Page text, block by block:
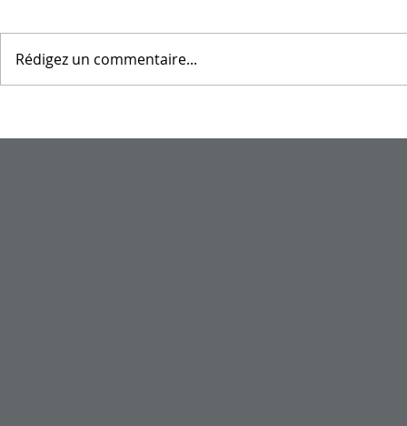
Rédigez un commentaire...